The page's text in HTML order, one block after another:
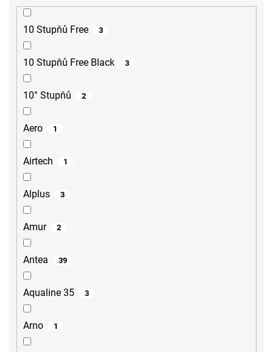
10 Stupňů Free 3
10 Stupňů Free Black 3
10° Stupňů 2
Aero 1
Airtech 1
Alplus 3
Amur 2
Antea 39
Aqualine 35 3
Arno 1